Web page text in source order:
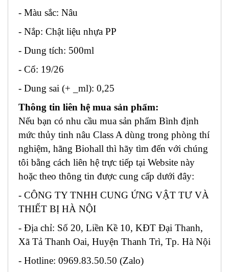
- Màu sắc: Nâu
- Nắp: Chật liệu nhựa PP
- Dung tích: 500ml
- Cổ: 19/26
- Dung sai (+ _ml): 0,25
Thông tin liên hệ mua sản phẩm:
Nếu bạn có nhu cầu mua sản phẩm Bình định
mức thủy tinh nâu Class A dùng trong phòng thí
nghiệm, hãng Biohall thì hãy tìm đến với chúng
tôi bằng cách liên hệ trực tiếp tại Website này
hoặc theo thông tin được cung cấp dưới đây:
- CÔNG TY TNHH CUNG ỨNG VẬT TƯ VÀ
THIẾT BỊ HÀ NỘI
- Địa chỉ: Số 20, Liền Kề 10, KĐT Đại Thanh,
Xã Tả Thanh Oai, Huyện Thanh Trì, Tp. Hà Nội
- Hotline: 0969.83.50.50 (Zalo)